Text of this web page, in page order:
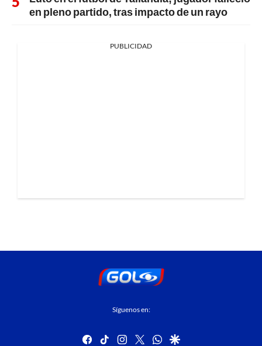
en pleno partido, tras impacto de un rayo
PUBLICIDAD
Síguenos en:
facebook
tiktok instagram
twitterwhatsapp
google